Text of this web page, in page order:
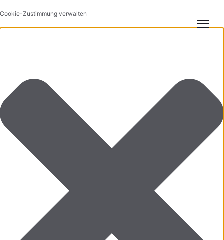
Cookie-Zustimmung verwalten